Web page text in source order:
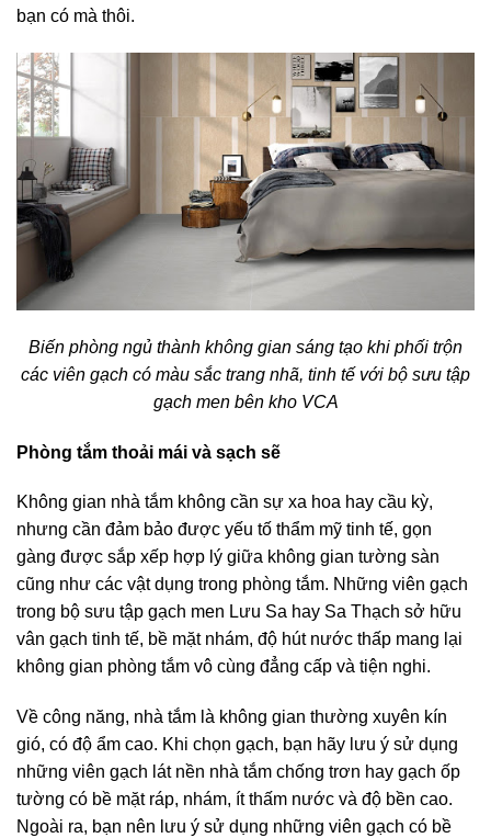
bạn có mà thôi.
Biến phòng ngủ thành không gian sáng tạo khi phối trộn
các viên gạch có màu sắc trang nhã, tinh tế với bộ sưu tập
gạch men bên kho VCA
Phòng tắm thoải mái và sạch sẽ
Không gian nhà tắm không cần sự xa hoa hay cầu kỳ,
nhưng cần đảm bảo được yếu tố thẩm mỹ tinh tế, gọn
gàng được sắp xếp hợp lý giữa không gian tường sàn
cũng như các vật dụng trong phòng tắm. Những viên gạch
trong bộ sưu tập gạch men Lưu Sa hay Sa Thạch sở hữu
vân gạch tinh tế, bề mặt nhám, độ hút nước thấp mang lại
không gian phòng tắm vô cùng đẳng cấp và tiện nghi.
Về công năng, nhà tắm là không gian thường xuyên kín
gió, có độ ẩm cao. Khi chọn gạch, bạn hãy lưu ý sử dụng
những viên gạch lát nền nhà tắm chống trơn hay gạch ốp
tường có bề mặt ráp, nhám, ít thấm nước và độ bền cao.
Ngoài ra, bạn nên lưu ý sử dụng những viên gạch có bề